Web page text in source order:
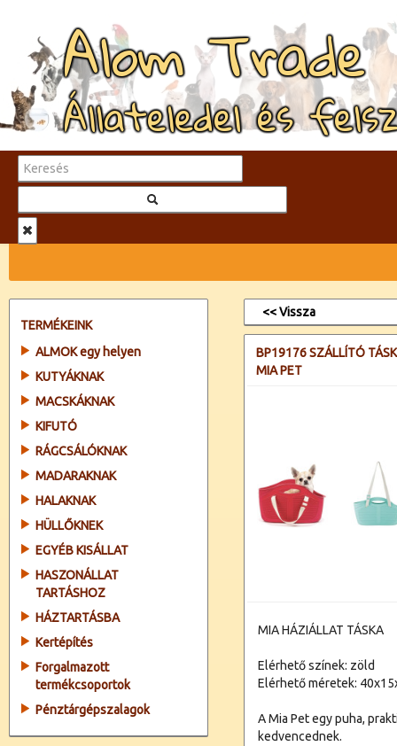
Alom Trade
Állateledel és
TERMÉKEINK
ALMOK egy helyen
KUTYÁKNAK
MACSKÁKNAK
KIFUTÓ
RÁGCSÁLÓKNAK
MADARAKNAK
HALAKNAK
HÜLLŐKNEK
EGYÉB KISÁLLAT
HASZONÁLLAT
TARTÁSHOZ
HÁZTARTÁSBA
Kertépítés
Forgalmazott
termékcsoportok
Pénztárgépszalagok
<< Vissza
BP19176 SZÁLLÍTÓ
MIA PET
MIA HÁZIÁLLAT TÁSKA
Elérhető színek: zöld
Elérhető méretek:
A Mia Pet egy puha,
kedvencednek.